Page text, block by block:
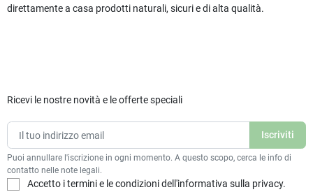
direttamente a casa prodotti naturali, sicuri e di alta qualità.
Ricevi le nostre novità e le offerte speciali
Puoi annullare l'iscrizione in ogni momento. A questo scopo, cerca le info di
contatto nelle note legali.
Accetto i termini e le condizioni dell'informativa sulla privacy.